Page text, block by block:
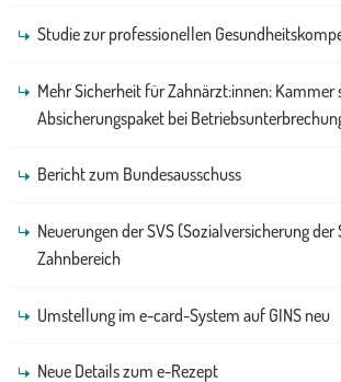
Studie zur professionellen
Mehr Sicherheit für Zahnärzt:innen: Kammer
Absicherungspaket bei
Bericht zum Bundesausschuss
Neuerungen der SVS (Sozialversicherung
Zahnbereich
Umstellung im e-card-System auf GINS neu
Neue Details zum e-Rezept